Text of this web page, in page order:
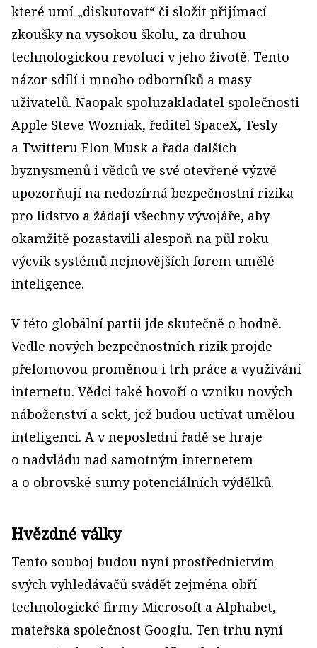
které umí „diskutovat“ či složit přijímací
zkoušky na vysokou školu, za druhou
technologickou revoluci v jeho životě. Tento
názor sdílí i mnoho odborníků a masy
uživatelů. Naopak spoluzakladatel společnosti
Apple Steve Wozniak, ředitel SpaceX, Tesly
a Twitteru Elon Musk a řada dalších
byznysmenů i vědců ve své otevřené výzvě
upozorňují na nedozírná bezpečnostní rizika
pro lidstvo a žádají všechny vývojáře, aby
okamžitě pozastavili alespoň na půl roku
výcvik systémů nejnovějších forem umělé
inteligence.
V této globální partii jde skutečně o hodně.
Vedle nových bezpečnostních rizik projde
přelomovou proměnou i trh práce a využívání
internetu. Vědci také hovoří o vzniku nových
náboženství a sekt, jež budou uctívat umělou
inteligenci. A v neposlední řadě se hraje
o nadvládu nad samotným internetem
a o obrovské sumy potenciálních výdělků.
Hvězdné války
Tento souboj budou nyní prostřednictvím
svých vyhledávačů svádět zejména obří
technologické firmy Microsoft a Alphabet,
mateřská společnost Googlu. Ten trhu nyní